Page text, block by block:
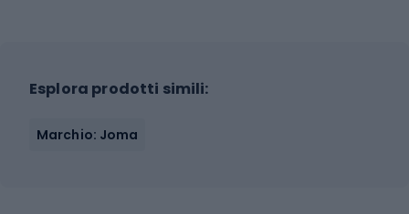
Esplora prodotti simili:
Marchio: Joma